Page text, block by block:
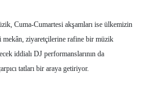
Cuma-Cumartesi akşamları ise ülkemizin
mekân, ziyaretçilerine rafine bir müzik
iddialı DJ performanslarının da
tatları bir araya getiriyor.